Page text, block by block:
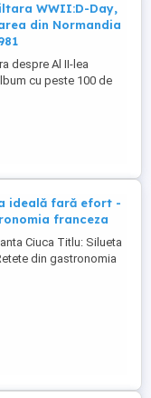
WWII:D-Day,
din Normandia
despre Al II-lea
cu peste 100 de
si explicatii in
Ziua Z, Debarcarea
1944, carte
anul 1981 (retiparita
...
ideală fară efort -
franceza
Ciuca Titlu: Silueta
din gastronomia
Cartii An de
194 Format: 12 x
Carte in limba:
buna, fără niciun colț
imagini ...